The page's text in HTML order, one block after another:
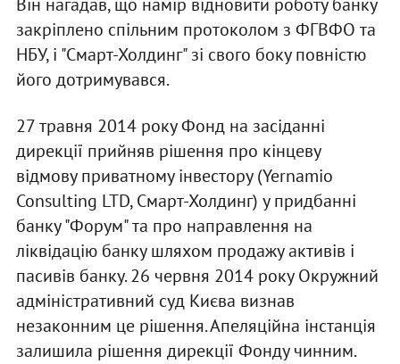
Він нагадав, що намір відновити роботу банку
закріплено спільним протоколом з ФГВФО та
НБУ, і "Смарт-Холдинг" зі свого боку повністю
його дотримувався.
27 травня 2014 року Фонд на засіданні
дирекції прийняв рішення про кінцеву
відмову приватному інвестору (Yernamio
Consulting LTD, Смарт-Холдинг) у придбанні
банку "Форум" та про направлення на
ліквідацію банку шляхом продажу активів і
пасивів банку. 26 червня 2014 року Окружний
адміністративний суд Києва визнав
незаконним це рішення. Апеляційна інстанція
залишила рішення дирекції Фонду чинним.